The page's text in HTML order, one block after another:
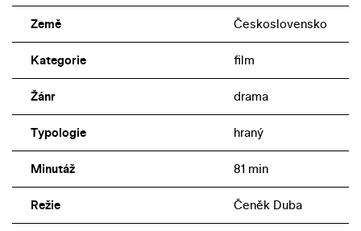
Země Československo
Kategorie film
Žánr drama
Typologie hraný
Minutáž 81 min
Režie Čeněk Duba